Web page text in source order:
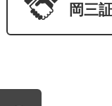
岡三